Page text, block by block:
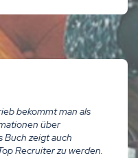
bekommt man als
über
Buch zeigt auch
Recruiter zu werden.